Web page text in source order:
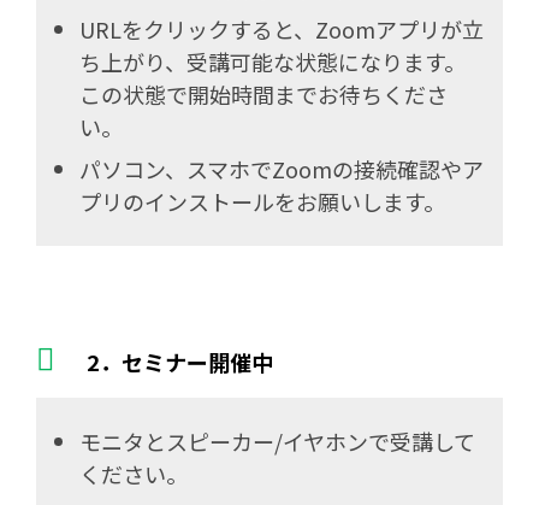
URLをクリックすると、Zoomアプリが立
ち上がり、受講可能な状態になります。
この状態で開始時間までお待ちくださ
い。
パソコン、スマホでZoomの接続確認やア
プリのインストールをお願いします。
2．セミナー開催中
モニタとスピーカー/イヤホンで受講して
ください。